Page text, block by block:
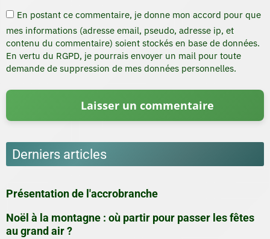
En postant ce commentaire, je donne mon accord pour que
mes informations (adresse email, pseudo, adresse ip, et
contenu du commentaire) soient stockés en base de données.
En vertu du RGPD, je pourrais envoyer un mail pour toute
demande de suppression de mes données personnelles.
Derniers articles
Présentation de l'accrobranche
Noël à la montagne : où partir pour passer les fêtes
au grand air ?